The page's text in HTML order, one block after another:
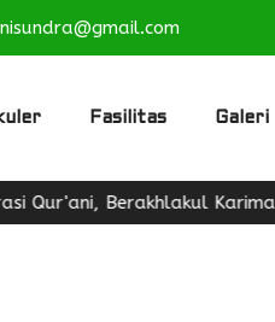
Fasilitas Galeri
Berakhlakul